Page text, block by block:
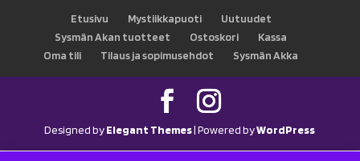
Etusivu Mystiikkapuoti
Uutuudet
Sysmän Akan tuotteet
Ostoskori
Kassa
Oma tili
Tilaus ja sopimusehdot Sysmän Akka
Designed byElegant Themes| Powered byWordPress